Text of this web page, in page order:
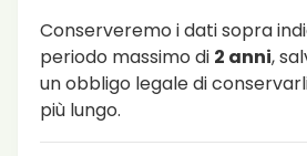
Conserveremo i dati sopra
periodo massimo di 2 anni,
un obbligo legale di
più lungo.